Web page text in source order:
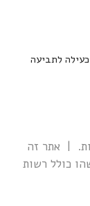
לתביעה
| אתר זה
כולל רשות